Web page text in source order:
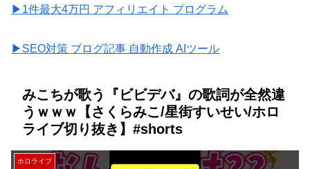
▶1件最大4万円 アフィリエイト プログラム
▶SEO対策 ブログ記事 自動作成 AIツール
みこちが歌う『ビビデバ』の歌詞が全然違
うｗｗｗ【さくらみこ/星街すいせい/ホロ
ライブ切り抜き】#shorts
ホロライブ